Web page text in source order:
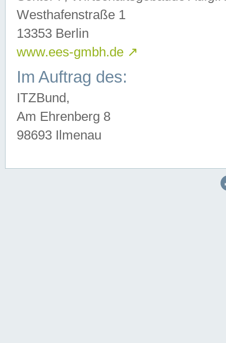
Westhafenstraße 1
13353 Berlin
www.ees-gmbh.de ↗
Im Auftrag des:
ITZBund,
Am Ehrenberg 8
98693 Ilmenau